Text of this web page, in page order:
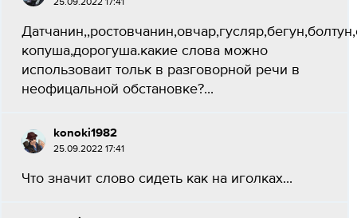
25.09.2022 17:41
копуша,дорогуша.какие слова можно
использоваит тольк в разговорной речи в
неофицальной обстановке?...
konoki1982
25.09.2022 17:41
Что значит слово сидеть как на иголках...